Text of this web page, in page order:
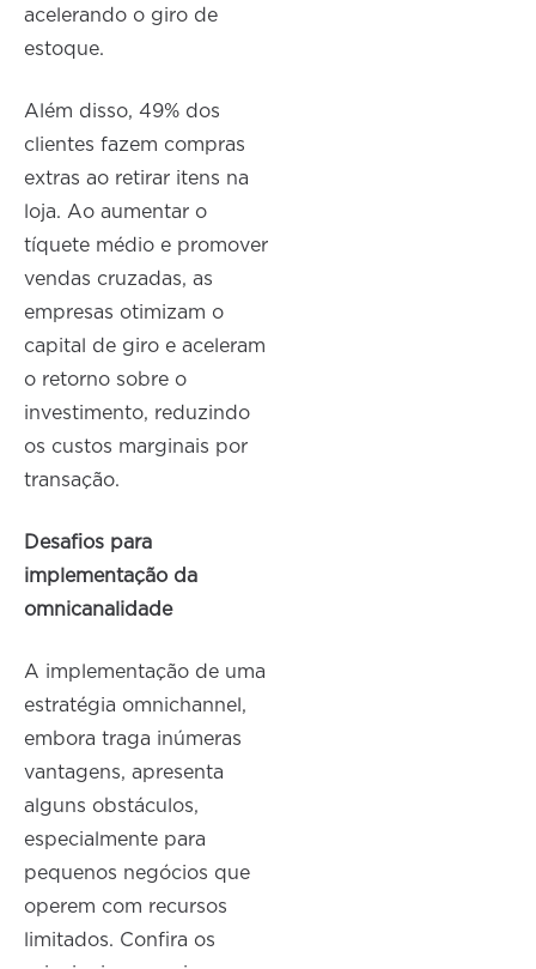
acelerando o giro de
estoque.
Além disso, 49% dos
clientes fazem compras
extras ao retirar itens na
loja. Ao aumentar o
tíquete médio e promover
vendas cruzadas, as
empresas otimizam o
capital de giro e aceleram
o retorno sobre o
investimento, reduzindo
os custos marginais por
transação.
Desafios para
implementação da
omnicanalidade
A implementação de uma
estratégia omnichannel,
embora traga inúmeras
vantagens, apresenta
alguns obstáculos,
especialmente para
pequenos negócios que
operem com recursos
limitados. Confira os